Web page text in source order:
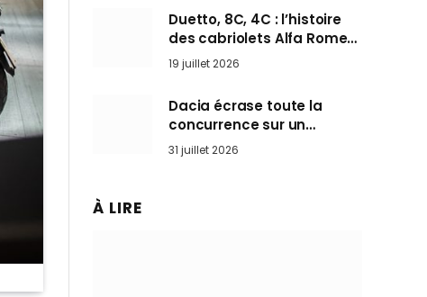
Duetto, 8C, 4C : l’histoire
des cabriolets Alfa Romeo,
ces Spider qui ont défini
l’art de rouler cheveux au
vent
19 juillet 2026
Dacia écrase toute la
concurrence sur un
marché où personne ne
l’attendait
31 juillet 2026
À LIRE